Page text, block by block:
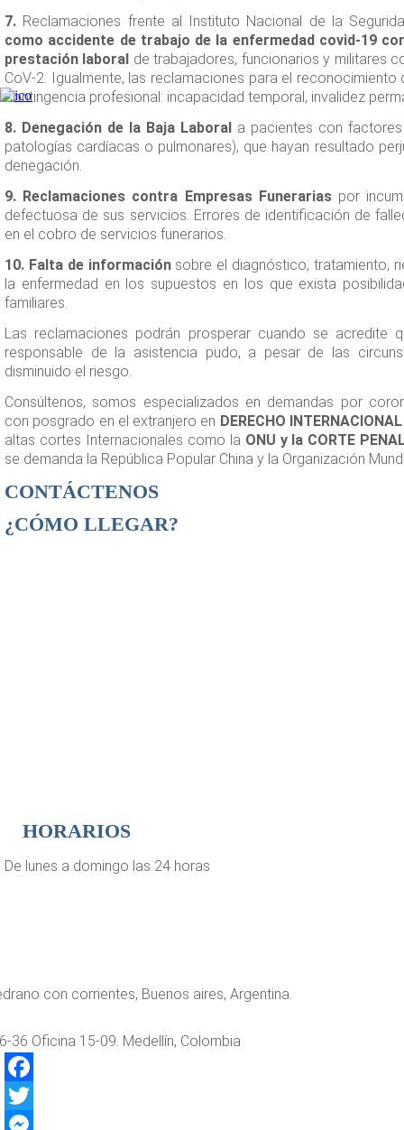
7. Reclamaciones frente al Instituto Nacional de la
como accidente de trabajo de la enfermedad covid-19
prestación laboral de trabajadores, funcionarios y militares
CoV-2. Igualmente, las reclamaciones para el
contingencia profesional: incapacidad temporal, invalidez
8. Denegación de la Baja Laboral a pacientes con
patologías cardíacas o pulmonares), que hayan resultado
denegación.
9. Reclamaciones contra Empresas Funerariaspor
defectuosa de sus servicios. Errores de identificación de
en el cobro de servicios funerarios.
10. Falta de información sobre el diagnóstico, tratamiento,
la enfermedad en los supuestos en los que exista
familiares.
Las reclamaciones podrán prosperar cuando se acredite
responsable de la asistencia pudo, a pesar de las
disminuido el riesgo.
Consúltenos, somos especializados en demandas por
con posgrado en el extranjero en DERECHO
altas cortes Internacionales como la ONU y la CORTE
se demanda la República Popular China y la Organización
CONTÁCTENOS
¿CÓMO LLEGAR?
HORARIOS
De lunes a domingo las 24 horas
con corrientes, Buenos aires, Argentina.
36 Oficina 15-09. Medellín, Colombia
Facebook
Twitter